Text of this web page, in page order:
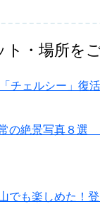
・場所をご
ェルシー」復活
の絶景写真８
でも楽しめた！